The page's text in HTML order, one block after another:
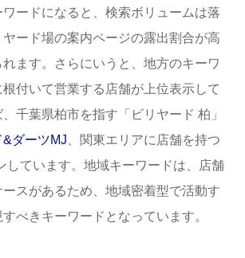
ードになると、検索ボリュームは落
ード場の案内ページの露出割合が高
れます。さらにいうと、地方のキーワ
付いて営業する店舗が上位表示して
千葉県柏市を指す「ビリヤード 柏」
&ダーツMJ 、関東エリアに店舗を持つ
しています。地域キーワードは、店舗
スがあるため、地域密着型で活動す
べきキーワードとなっています。